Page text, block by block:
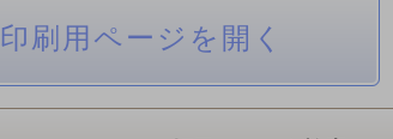
印刷用ページを開く